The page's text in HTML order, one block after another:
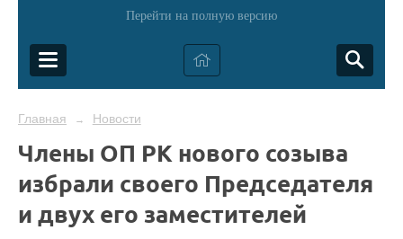
Перейти на полную версию
Главная → Новости
Члены ОП РК нового созыва
избрали своего Председателя
и двух его заместителей